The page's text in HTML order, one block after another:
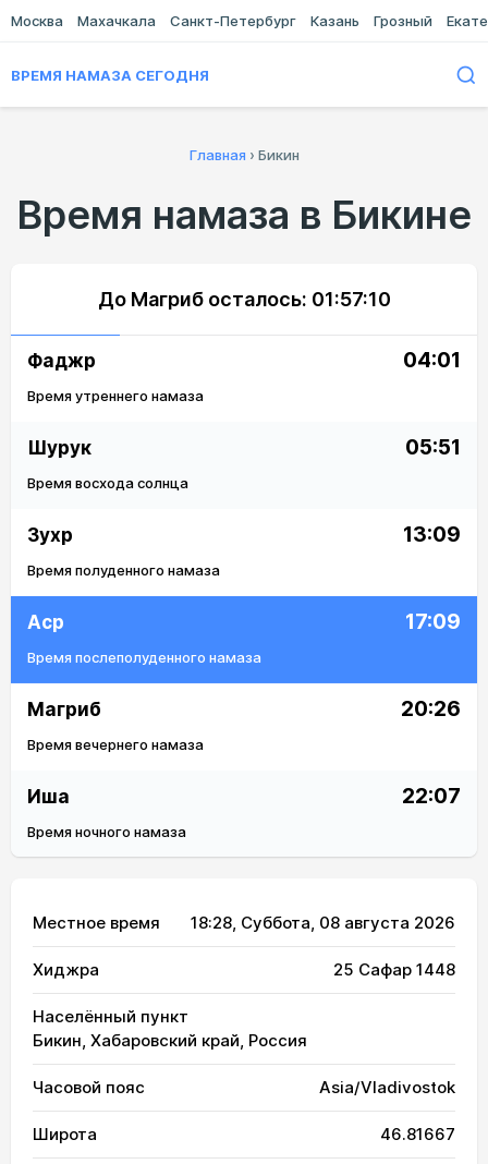
Москва Махачкала Санкт-Петербург Казань Грозный
ВРЕМЯ НАМАЗА СЕГОДНЯ
Главная › Бикин
Время намаза в Бикине
До Магриб осталось: 01:57:10
Фаджр 04:01
Время утреннего намаза
Шурук 05:51
Время восхода солнца
Зухр 13:09
Время полуденного намаза
Аср 17:09
Время послеполуденного намаза
Магриб 20:26
Время вечернего намаза
Иша 22:07
Время ночного намаза
Местное время 18:28, Суббота, 08 августа 2026
Хиджра 25 Сафар 1448
Населённый пункт
Бикин, Хабаровский край, Россия
Часовой пояс Asia/Vladivostok
Широта 46.81667